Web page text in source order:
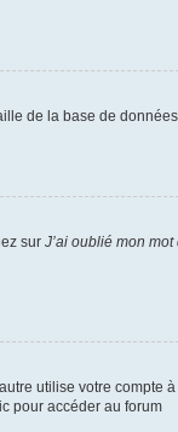
de la base de
sur J’ai oublié mon
utilise votre compte
pour accéder au forum